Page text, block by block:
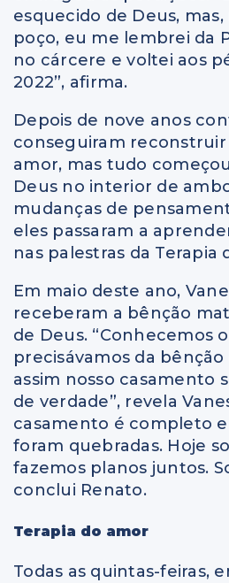
esquecido de Deus,
poço, eu me lembrei da
no cárcere e voltei aos
2022”, afirma.
Depois de nove anos
conseguiram reconstruir
amor, mas tudo
Deus no interior de
mudanças de
eles passaram a
nas palestras da Terapia
Em maio deste ano,
receberam a bênção
de Deus. “Conhecemos
precisávamos da bênção
assim nosso casamento
de verdade”, revela
casamento é completo e
foram quebradas. Hoje
fazemos planos juntos.
conclui Renato.
Terapia do amor
Todas as quintas-feiras,